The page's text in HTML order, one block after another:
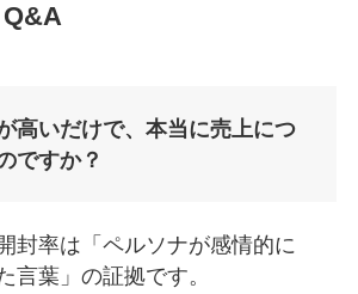
高いだけで、本当に売上につ
ですか？
封率は「ペルソナが感情的に
言葉」の証拠です。